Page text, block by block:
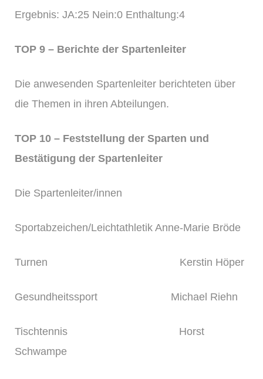
Ergebnis: JA:25 Nein:0 Enthaltung:4
TOP 9 – Berichte der Spartenleiter
Die anwesenden Spartenleiter berichteten über
die Themen in ihren Abteilungen.
TOP 10 – Feststellung der Sparten und
Bestätigung der Spartenleiter
Die Spartenleiter/innen
Sportabzeichen/Leichtathletik Anne-Marie Bröde
Turnen Kerstin Höper
Gesundheitssport Michael Riehn
Tischtennis Horst
Schwampe